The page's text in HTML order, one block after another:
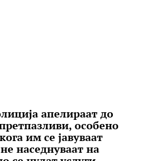
апелираат до
особено
им се јавуваат
наседнуваат на